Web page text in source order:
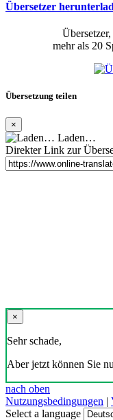
Übersetzer
mehr als 20
Übersetzung teilen
×
Laden…
Direkter Link zur
×
Sehr schade,
Aber jetzt können Sie
nach oben
Nutzungsbedingungen |
Select a language